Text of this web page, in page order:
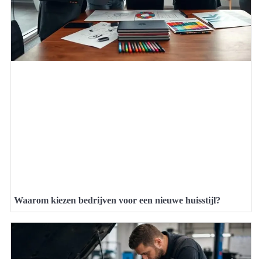
Waarom kiezen bedrijven voor een nieuwe huisstijl?